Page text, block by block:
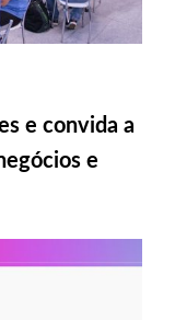
e convida a
e